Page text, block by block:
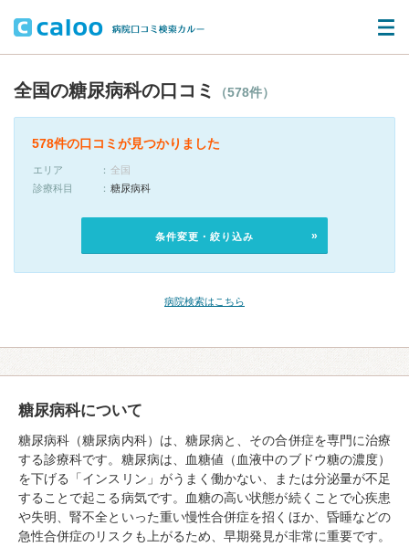
全国の糖尿病科の口コミ （578件）
578件の口コミが見つかりました
エリア
全国
診療科目
糖尿病科
条件変更・絞り込み
病院検索はこちら
糖尿病科について
糖尿病科（糖尿病内科）は、糖尿病と、その合併症を専門に治療
する診療科です。糖尿病は、血糖値（血液中のブドウ糖の濃度）
を下げる「インスリン」がうまく働かない、または分泌量が不足
することで起こる病気です。血糖の高い状態が続くことで心疾患
や失明、腎不全といった重い慢性合併症を招くほか、昏睡などの
急性合併症のリスクも上がるため、早期発見が非常に重要です。